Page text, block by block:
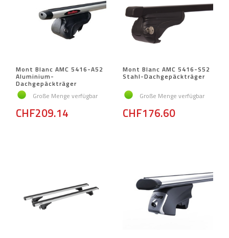
Mont Blanc AMC 5416-A52
Aluminium-
Dachgepäckträger
Große Menge verfügbar
CHF209.14
Mont Blanc AMC 5416-S52
Stahl-Dachgepäckträger
Große Menge verfügbar
CHF176.60